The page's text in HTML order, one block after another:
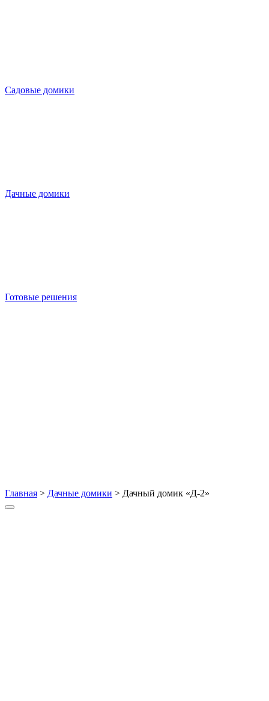
Садовые домики
Дачные домики
Готовые решения
Главная > Дачные домики > Дачный домик «Д-2»